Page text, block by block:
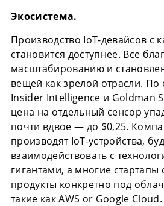
Экосистема.
Производство IoT-девайсов с
становится доступнее. Все
масштабированию и
вещей как зрелой отрасли. По
Insider Intelligence и Goldman
цена на отдельный сенсор
почти вдвое — до $0,25.
производят IoT-устройства,
взаимодействовать с
гигантами, а многие стартапы
продукты конкретно под
такие как AWS or Google Cloud.